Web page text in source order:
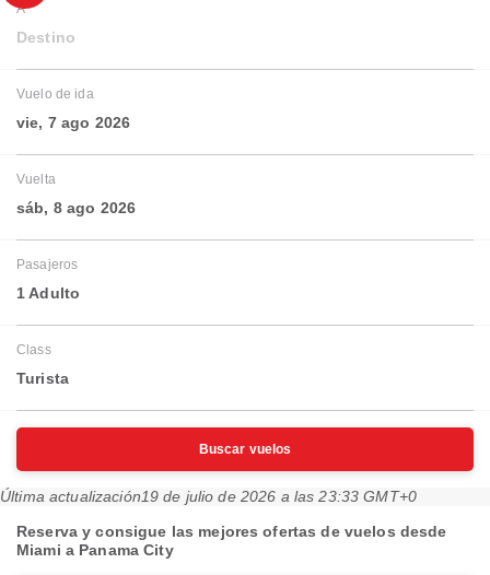
A
Destino
Vuelo de ida
vie, 7 ago 2026
Vuelta
sáb, 8 ago 2026
Pasajeros
1 Adulto
Class
Turista
Buscar vuelos
Última actualización19 de julio de 2026 a las 23:33 GMT+0
Reserva y consigue las mejores ofertas de vuelos desde
Miami a Panama City